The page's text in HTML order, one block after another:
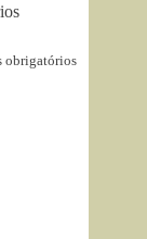
obrigatórios